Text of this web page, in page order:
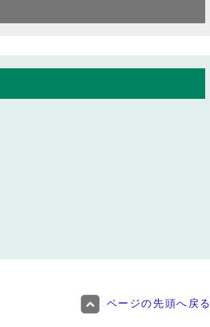
ページの先頭へ戻る